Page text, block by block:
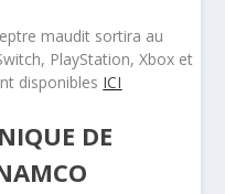
maudit sortira au
PlayStation, Xbox et
disponibles ICI
DE